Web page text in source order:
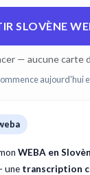
SLOVÈNE
— aucune carte
aujourd'hui
WEBA en
une transcription